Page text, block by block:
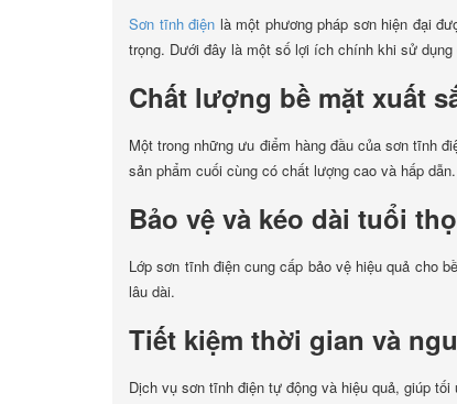
Sơn tĩnh điện là một phương pháp sơn hiện đại
trọng. Dưới đây là một số lợi ích chính khi sử
Chất lượng bề mặt xuất
Một trong những ưu điểm hàng đầu của sơn tĩnh
sản phẩm cuối cùng có chất lượng cao và hấp dẫn.
Bảo vệ và kéo dài tuổi
Lớp sơn tĩnh điện cung cấp bảo vệ hiệu quả cho
lâu dài.
Tiết kiệm thời gian và
Dịch vụ sơn tĩnh điện tự động và hiệu quả, giúp